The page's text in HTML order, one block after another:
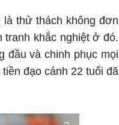
thử thách không đơn
tranh khắc nghiệt ở đó.
đầu và chinh phục mọi
đạo cánh 22 tuổi đã